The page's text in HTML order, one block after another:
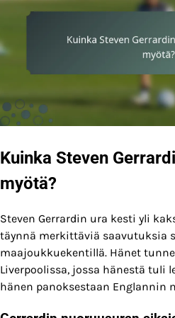
Kuinka Steven
myötä?
Steven Gerrardin ura kesti yli
täynnä merkittäviä saavutuksia
maajoukkuekentillä. Hänet
Liverpoolissa, jossa hänestä tuli
hänen panoksestaan Englannin